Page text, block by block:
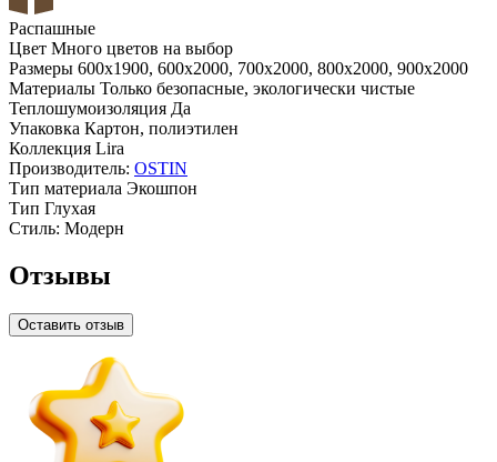
Распашные
Цвет Много цветов на выбор
Размеры 600x1900, 600x2000, 700x2000, 800x2000, 900x2000
Материалы Только безопасные, экологически чистые
Теплошумоизоляция Да
Упаковка Картон, полиэтилен
Коллекция Lira
Производитель: OSTIN
Тип материала Экошпон
Тип Глухая
Стиль: Модерн
Отзывы
Оставить отзыв